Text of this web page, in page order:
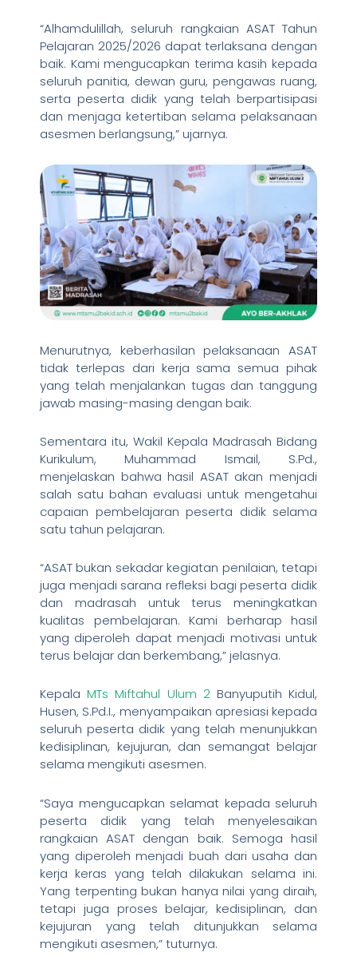
“Alhamdulillah, seluruh rangkaian ASAT Tahun
Pelajaran 2025/2026 dapat terlaksana dengan
baik. Kami mengucapkan terima kasih kepada
seluruh panitia, dewan guru, pengawas ruang,
serta peserta didik yang telah berpartisipasi
dan menjaga ketertiban selama pelaksanaan
asesmen berlangsung,” ujarnya.
Menurutnya, keberhasilan pelaksanaan ASAT
tidak terlepas dari kerja sama semua pihak
yang telah menjalankan tugas dan tanggung
jawab masing-masing dengan baik.
Sementara itu, Wakil Kepala Madrasah Bidang
Kurikulum, Muhammad Ismail, S.Pd.,
menjelaskan bahwa hasil ASAT akan menjadi
salah satu bahan evaluasi untuk mengetahui
capaian pembelajaran peserta didik selama
satu tahun pelajaran.
“ASAT bukan sekadar kegiatan penilaian, tetapi
juga menjadi sarana refleksi bagi peserta didik
dan madrasah untuk terus meningkatkan
kualitas pembelajaran. Kami berharap hasil
yang diperoleh dapat menjadi motivasi untuk
terus belajar dan berkembang,” jelasnya.
KepalaMTs Miftahul Ulum 2Banyuputih Kidul,
Husen, S.Pd.I., menyampaikan apresiasi kepada
seluruh peserta didik yang telah menunjukkan
kedisiplinan, kejujuran, dan semangat belajar
selama mengikuti asesmen.
“Saya mengucapkan selamat kepada seluruh
peserta didik yang telah menyelesaikan
rangkaian ASAT dengan baik. Semoga hasil
yang diperoleh menjadi buah dari usaha dan
kerja keras yang telah dilakukan selama ini.
Yang terpenting bukan hanya nilai yang diraih,
tetapi juga proses belajar, kedisiplinan, dan
kejujuran yang telah ditunjukkan selama
mengikuti asesmen,” tuturnya.